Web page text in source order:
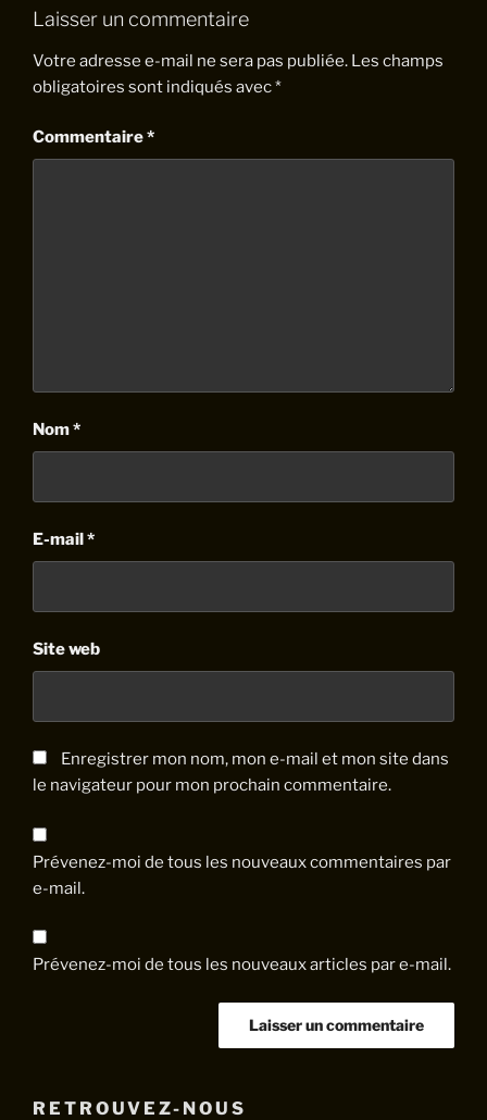
Laisser un commentaire
Votre adresse e-mail ne sera pas publiée. Les champs
obligatoires sont indiqués avec*
Commentaire*
Nom*
E-mail*
Site web
Enregistrer mon nom, mon e-mail et mon site dans
le navigateur pour mon prochain commentaire.
Prévenez-moi de tous les nouveaux commentaires par
e-mail.
Prévenez-moi de tous les nouveaux articles par e-mail.
RETROUVEZ-NOUS